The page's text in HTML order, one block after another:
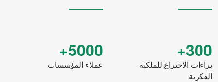
300+
براءات الاختراع للملكية
الفكرية
5000+
عملاء المؤسسات